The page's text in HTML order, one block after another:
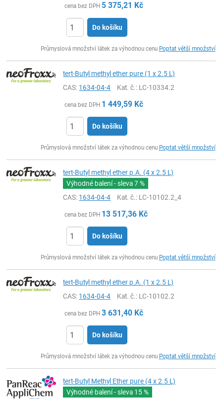
cena bez DPH 5 375,21 Kč
Do košíku
Průmyslová množství látek za výhodnou cenu Poptat větší množství
tert-Butyl methyl ether pure (1 x 2.5 L)
CAS: 1634-04-4 Kat. č.: LC-10334.2
cena bez DPH 1 449,59 Kč
Do košíku
Průmyslová množství látek za výhodnou cenu Poptat větší množství
tert-Butyl methyl ether p.A. (4 x 2.5 L)
Výhodné balení - sleva7 %
CAS: 1634-04-4 Kat. č.: LC-10102.2_4
cena bez DPH 13 517,36 Kč
Do košíku
Průmyslová množství látek za výhodnou cenu Poptat větší množství
tert-Butyl methyl ether p.A. (1 x 2.5 L)
CAS: 1634-04-4 Kat. č.: LC-10102.2
cena bez DPH 3 631,40 Kč
Do košíku
Průmyslová množství látek za výhodnou cenu Poptat větší množství
tert-Butyl Methyl Ether pure (4 x 2.5 L)
Výhodné balení - sleva 15 %